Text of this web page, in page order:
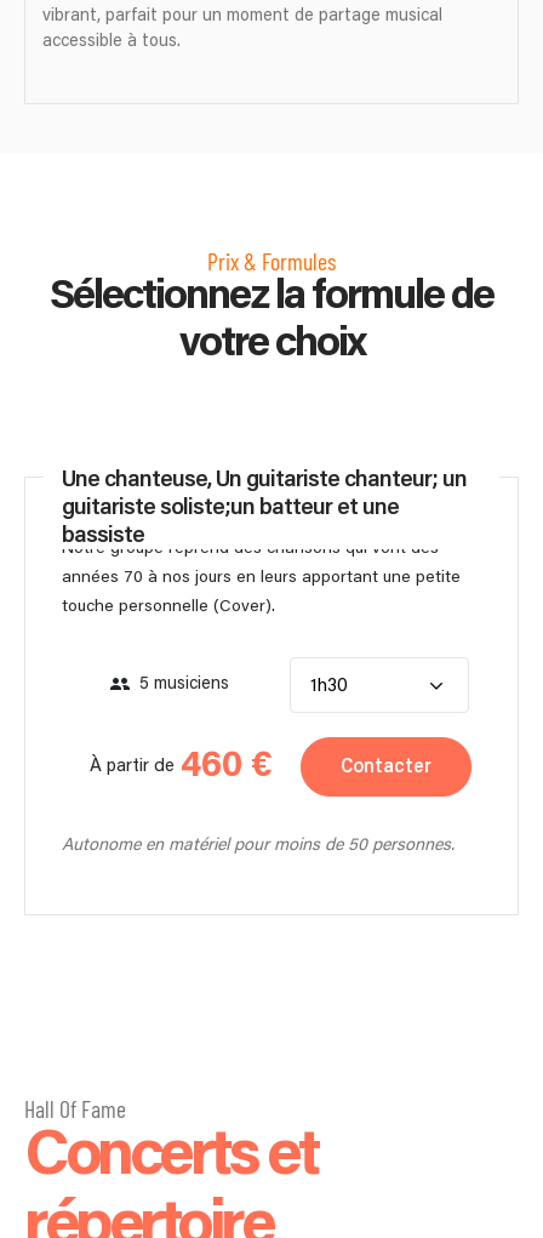
vibrant, parfait pour un moment de partage musical
accessible à tous.
Prix & Formules
Sélectionnez la formule de
votre choix
Une chanteuse, Un guitariste chanteur; un
guitariste soliste;un batteur et une
bassiste
Notre groupe reprend des chansons qui vont des
années 70 à nos jours en leurs apportant une petite
touche personnelle (Cover).
5 musiciens 1h30
À partir de 460 € Contacter
Autonome en matériel pour moins de 50 personnes.
Hall Of Fame
Concerts et